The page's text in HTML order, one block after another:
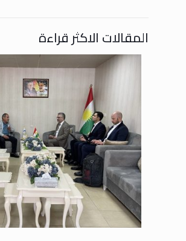
المقالات الاكثر قراءة